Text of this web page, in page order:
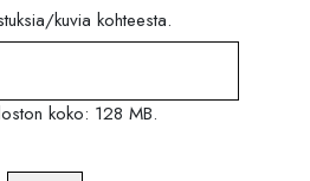
kuvia kohteesta.
koko: 128 MB.